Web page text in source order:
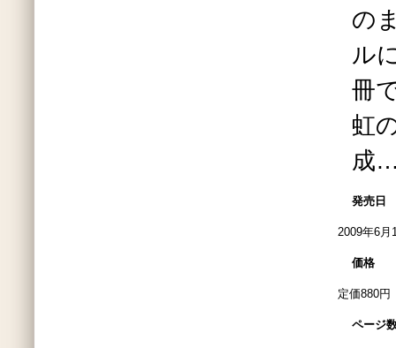
の
ル
冊
虹
成
発売日
2009年6月
価格
定価880円
ページ